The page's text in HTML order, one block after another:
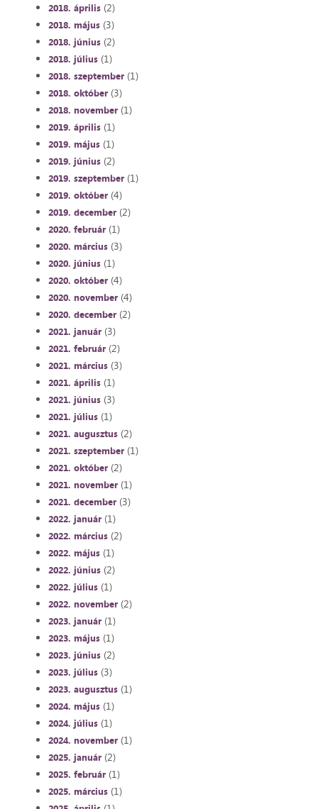
2018. április(2)
2018. május(3)
2018. június(2)
2018. július(1)
2018. szeptember(1)
2018. október(3)
2018. november(1)
2019. április(1)
2019. május(1)
2019. június(2)
2019. szeptember(1)
2019. október(4)
2019. december(2)
2020. február(1)
2020. március(3)
2020. június(1)
2020. október(4)
2020. november(4)
2020. december(2)
2021. január(3)
2021. február(2)
2021. március(3)
2021. április(1)
2021. június(3)
2021. július(1)
2021. augusztus(2)
2021. szeptember(1)
2021. október(2)
2021. november(1)
2021. december(3)
2022. január(1)
2022. március(2)
2022. május(1)
2022. június(2)
2022. július(1)
2022. november(2)
2023. január(1)
2023. május(1)
2023. június(2)
2023. július(3)
2023. augusztus(1)
2024. május(1)
2024. július(1)
2024. november(1)
2025. január(2)
2025. február(1)
2025. március(1)